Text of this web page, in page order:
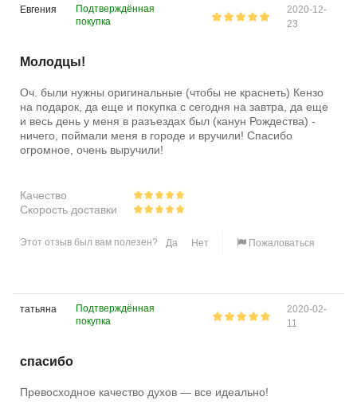
Евгения
Подтверждённая
покупка
2020-12-
23
Молодцы!
Оч. были нужны оригинальные (чтобы не краснеть) Кензо
на подарок, да еще и покупка с сегодня на завтра, да еще
и весь день у меня в разъездах был (канун Рождества) -
ничего, поймали меня в городе и вручили! Спасибо
огромное, очень выручили!
Качество
Скорость доставки
Этот отзыв был вам полезен? Да Нет Пожаловаться
татьяна
Подтверждённая
покупка
2020-02-
11
спасибо
Превосходное качество духов — все идеально!